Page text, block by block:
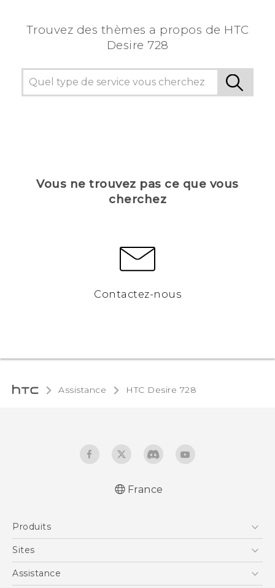
Trouvez des thèmes a propos de HTC
Desire 728
Vous ne trouvez pas ce que vous
cherchez
Contactez-nous
Assistance HTC Desire 728‎
France
Produits
Smartphones
Vive
Sites
HTC Vive
Assistance